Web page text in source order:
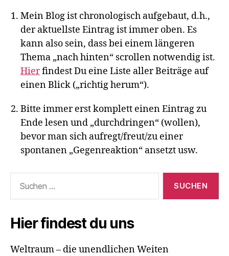
Mein Blog ist chronologisch aufgebaut, d.h.,
der aktuellste Eintrag ist immer oben. Es
kann also sein, dass bei einem längeren
Thema „nach hinten“ scrollen notwendig ist.
Hierfindest Du eine Liste aller Beiträge auf
einen Blick („richtig herum“).
Bitte immer erst komplett einen Eintrag zu
Ende lesen und „durchdringen“ (wollen),
bevor man sich aufregt/freut/zu einer
spontanen „Gegenreaktion“ ansetzt usw.
nach:
Hier findest du uns
Weltraum – die unendlichen Weiten